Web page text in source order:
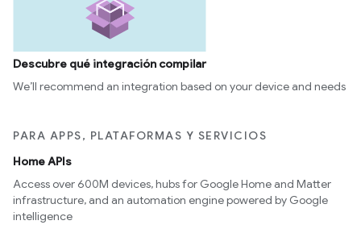
Descubre qué integración compilar
We’ll recommend an integration based on your device and needs
PARA APPS, PLATAFORMAS Y SERVICIOS
Home APIs
Access over 600M devices, hubs for Google Home and Matter
infrastructure, and an automation engine powered by Google
intelligence